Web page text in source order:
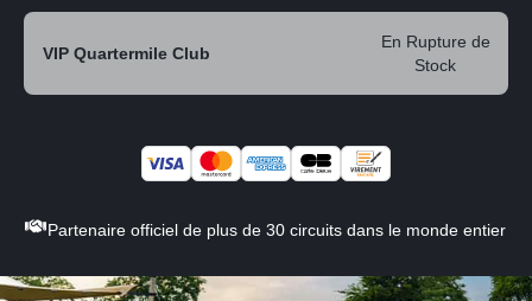
VIP Quartermile Club
En Rupture de
Stock
Partenaire officiel de plus de 30 circuits dans le monde entier